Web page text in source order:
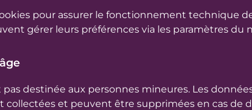
pour assurer le fonctionnement technique
gérer leurs préférences via les paramètres du
pas destinée aux personnes mineures. Les
et peuvent être supprimées en cas de